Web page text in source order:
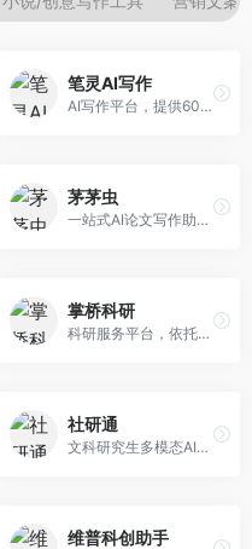
笔灵AI写作
AI写作平台，提供600+写作模板。面向学生、职场人士和内容创作者，支持论文、公文、营销文案等多种文体，模板丰富，一键生成，写作效率大幅提升。
茅茅虫
一站式AI论文写作助手，覆盖学术写作全场景。面向高校学生和科研人员，提供开题报告、文献综述、论文正文等写作服务，支持多学科多类型论文，操作简便。
掌桥科研
科研服务平台，依托3亿+真实文献数据库。面向学术研究者和学生，提供文献检索、论文写作、科研数据分析等服务，文献资源丰富，学术支持专业。
社研通
文科研究生多模态AI学术写作平台。面向文科研究生和社科研究者，提供文献综述、理论分析、定性研究辅助等服务，文科研究方法论支持完善。
维普科创助手